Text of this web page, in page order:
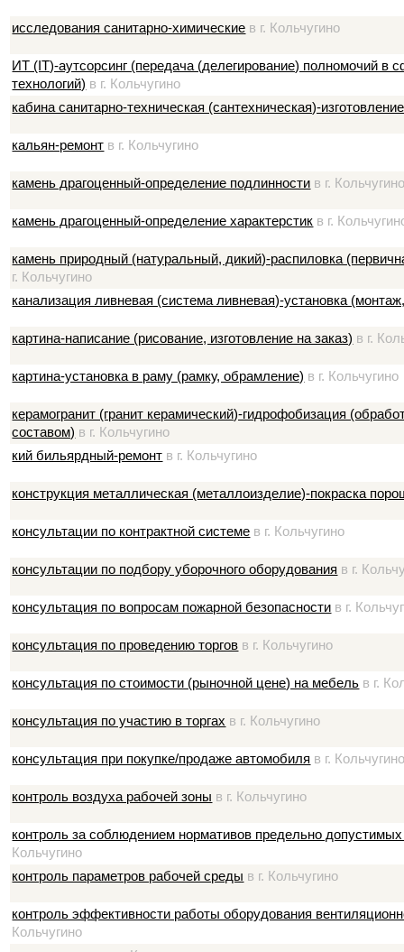
исследования санитарно-химические в г. Кольчугино
ИТ (IT)-аутсорсинг (передача (делегирование) полномочий в
технологий) в г. Кольчугино
кабина санитарно-техническая (сантехническая)-
кальян-ремонт в г. Кольчугино
камень драгоценный-определение подлинности в г.
камень драгоценный-определение характерстик в г.
камень природный (натуральный, дикий)-распиловка
г. Кольчугино
канализация ливневая (система ливневая)-установка
картина-написание (рисование, изготовление на заказ) в г.
картина-установка в раму (рамку, обрамление) в г. Кольчугино
керамогранит (гранит керамический)-гидрофобизация
составом) в г. Кольчугино
кий бильярдный-ремонт в г. Кольчугино
конструкция металлическая (металлоизделие)-покраска
консультации по контрактной системе в г. Кольчугино
консультации по подбору уборочного оборудования в г.
консультация по вопросам пожарной безопасности в г.
консультация по проведению торгов в г. Кольчугино
консультация по стоимости (рыночной цене) на мебель в г.
консультация по участию в торгах в г. Кольчугино
консультация при покупке/продаже автомобиля в г.
контроль воздуха рабочей зоны в г. Кольчугино
контроль за соблюдением нормативов предельно
Кольчугино
контроль параметров рабочей среды в г. Кольчугино
контроль эффективности работы оборудования
Кольчугино